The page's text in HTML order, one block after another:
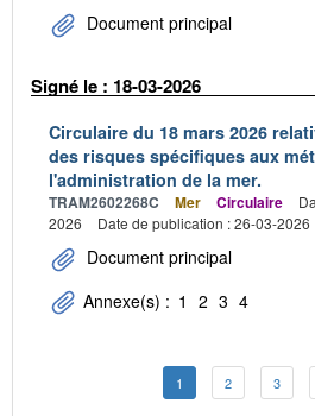
Document principal
Signé le : 18-03-2026
Circulaire du 18 mars 2026
des risques spécifiques aux
l'administration de la mer.
TRAM2602268C Mer Circulaire
2026
Date de publication : 26-03-2026
Document principal
Annexe(s) : 1 2 3 4
1 2 3